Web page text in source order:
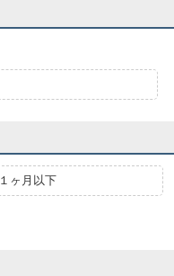
１ヶ月以下